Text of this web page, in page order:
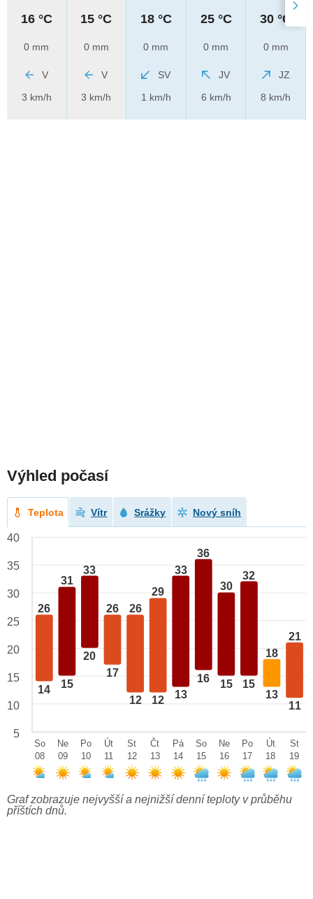
16 °C
0 mm
V
3 km/h
15 °C
0 mm
V
3 km/h
18 °C
0 mm
SV
1 km/h
25 °C
0 mm
JV
6 km/h
30 °C
0 mm
JZ
8 km/h
Výhled počasí
Teplota Vítr Srážky Nový sníh
26
14
31
15
33
20
26
17
26
12
29
12
33
13
36
16
30
15
32
15
18
13
21
11
40
35
30
25
20
15
10
5
So
08
Ne
09
Po
10
Út
11
St
12
Čt
13
Pá
14
So
15
Ne
16
Po
17
Út
18
St
19
Graf zobrazuje nejvyšší a nejnižší denní teploty v průběhu
příštích dnů.